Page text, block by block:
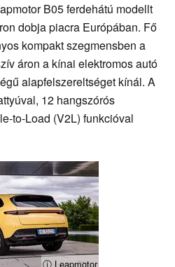
B05 ferdehátú modellt
dobja piacra Európában. Fő
kompakt szegmensben a
áron a kínai elektromos autó
alapfelszereltséget kínál. A
12 hangszórós
to-Load (V2L) funkcióval
ⓘ Leapmotor